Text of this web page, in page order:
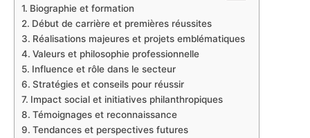
Biographie et formation
Début de carrière et premières réussites
Réalisations majeures et projets emblématiques
Valeurs et philosophie professionnelle
Influence et rôle dans le secteur
Stratégies et conseils pour réussir
Impact social et initiatives philanthropiques
Témoignages et reconnaissance
Tendances et perspectives futures